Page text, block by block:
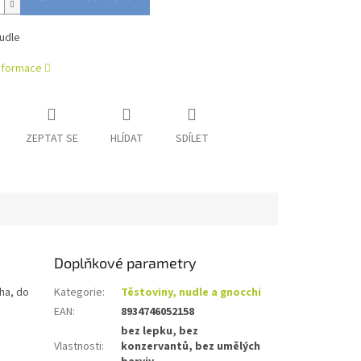
ZEPTAT SE HLÍDAT SDÍLET
do
Doplňkové parametry
Kategorie:
Těstoviny, nudle a gnocchi
EAN: 8934746052158
Vlastnosti:
bez lepku, bez
konzervantů, bez umělých